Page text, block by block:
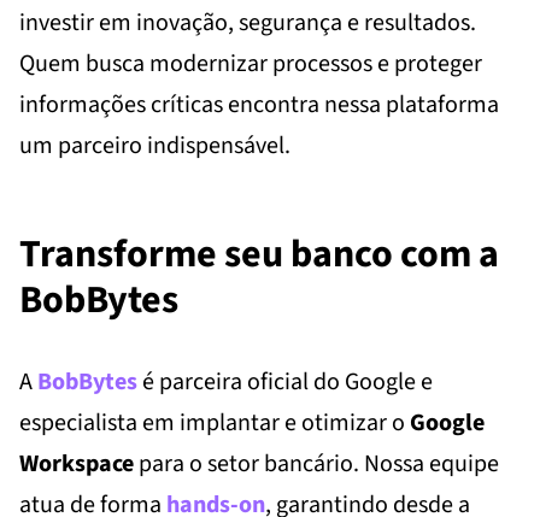
investir em inovação, segurança e resultados.
Quem busca modernizar processos e proteger
informações críticas encontra nessa plataforma
um parceiro indispensável.
Transforme seu banco com a
BobBytes
ABobBytesé parceira oficial do Google e
especialista em implantar e otimizar o Google
Workspacepara o setor bancário. Nossa equipe
atua de forma hands-on, garantindo desde a